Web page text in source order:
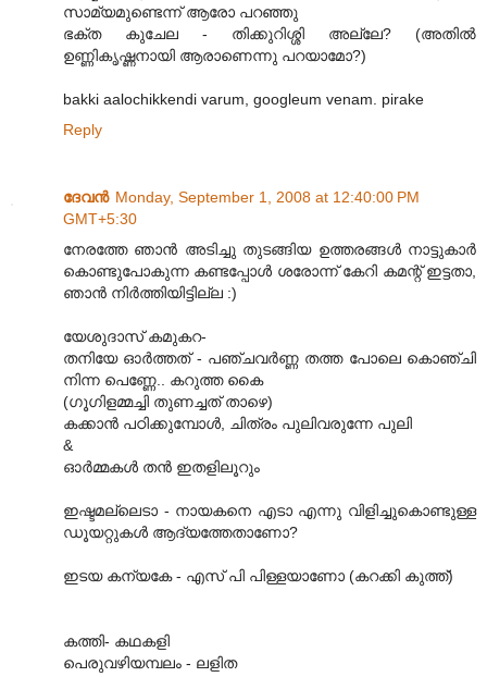
സാമ്യമുണ്ടെന്ന് ആരോ പറഞ്ഞു
ഭക്ത കുചേല - തിക്കുറിശ്ശി അല്ലേ? (അതില്‍
ഉണ്ണികൃഷ്ണനായി ആരാണെന്നു പറയാമോ?)
bakki aalochikkendi varum, googleum venam. pirake
Reply
ദേവന്‍ Monday, September 1, 2008 at 12:40:00 PM
GMT+5:30
നേരത്തേ ഞാന്‍ അടിച്ചു തുടങ്ങിയ ഉത്തരങ്ങള്‍ നാട്ടുകാര്‍
കൊണ്ടുപോകുന്ന കണ്ടപ്പോള്‍ ശരോന്ന് കേറി കമന്റ് ഇട്ടതാ,
ഞാന്‍ നിര്‍ത്തിയിട്ടില്ല :)
യേശുദാസ് കമുകറ-
തനിയേ ഓര്‍ത്തത് - പഞ്ചവര്‍ണ്ണ തത്ത പോലെ കൊഞ്ചി
നിന്ന പെണ്ണേ.. കറുത്ത കൈ
(ഗൂഗിളമ്മച്ചി തുണച്ചത് താഴെ)
കക്കാന്‍ പഠിക്കുമ്പോള്‍, ചിത്രം പുലിവരുന്നേ പുലി
&
ഓര്‍മ്മകള്‍ തന്‍ ഇതളിലൂറും
ഇഷ്ടമല്ലെടാ - നായകനെ എടാ എന്നു വിളിച്ചുകൊണ്ടുള്ള
ഡൂയറ്റുകള്‍ ആദ്യത്തേതാണോ?
ഇടയ കന്യകേ - എസ് പി പിള്ളയാണോ (കറക്കി കുത്ത്)
കത്തി- കഥകളി
പെരുവഴിയമ്പലം - ലളിത